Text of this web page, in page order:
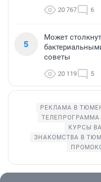
20 767 6
5
Может
советы
20 119 5
РЕКЛАМА В
КУРСЫ
ЗНАКОМСТВА В